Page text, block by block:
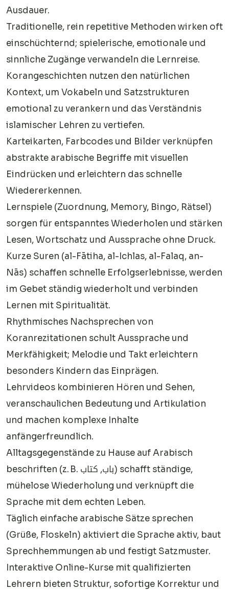
Ausdauer.
Traditionelle, rein repetitive Methoden wirken oft
einschüchternd; spielerische, emotionale und
sinnliche Zugänge verwandeln die Lernreise.
Korangeschichten nutzen den natürlichen
Kontext, um Vokabeln und Satzstrukturen
emotional zu verankern und das Verständnis
islamischer Lehren zu vertiefen.
Karteikarten, Farbcodes und Bilder verknüpfen
abstrakte arabische Begriffe mit visuellen
Eindrücken und erleichtern das schnelle
Wiedererkennen.
Lernspiele (Zuordnung, Memory, Bingo, Rätsel)
sorgen für entspanntes Wiederholen und stärken
Lesen, Wortschatz und Aussprache ohne Druck.
Kurze Suren (al-Fātiha, al-Ichlas, al-Falaq, an-
Nās) schaffen schnelle Erfolgserlebnisse, werden
im Gebet ständig wiederholt und verbinden
Lernen mit Spiritualität.
Rhythmisches Nachsprechen von
Koranrezitationen schult Aussprache und
Merkfähigkeit; Melodie und Takt erleichtern
besonders Kindern das Einprägen.
Lehrvideos kombinieren Hören und Sehen,
veranschaulichen Bedeutung und Artikulation
und machen komplexe Inhalte
anfängerfreundlich.
Alltagsgegenstände zu Hause auf Arabisch
beschriften (z. B. باب, كتاب) schafft ständige,
mühelose Wiederholung und verknüpft die
Sprache mit dem echten Leben.
Täglich einfache arabische Sätze sprechen
(Grüße, Floskeln) aktiviert die Sprache aktiv, baut
Sprechhemmungen ab und festigt Satzmuster.
Interaktive Online-Kurse mit qualifizierten
Lehrern bieten Struktur, sofortige Korrektur und